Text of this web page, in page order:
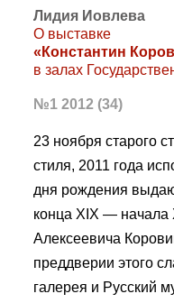
Лидия Иовлева
О выставке
«Константин
в залах
№1 2012 (34)
23 ноября старого
стиля, 2011 года
дня рождения
конца XIX — начала
Алексеевича
преддверии этого
галерея и Русский